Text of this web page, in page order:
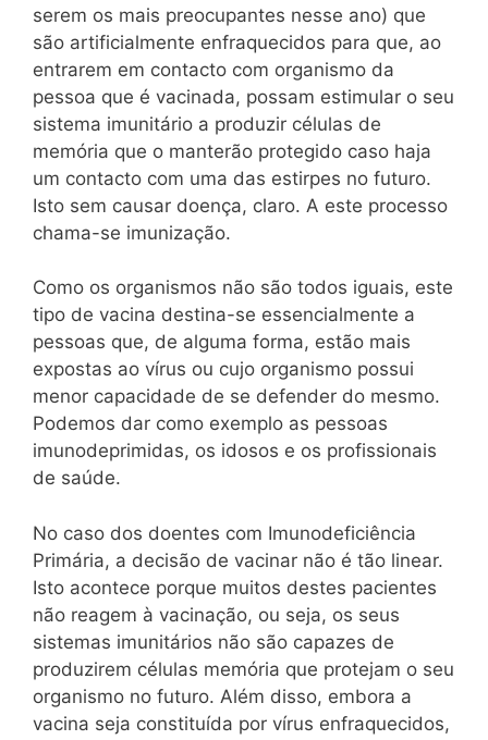
serem os mais preocupantes nesse ano) que
são artificialmente enfraquecidos para que, ao
entrarem em contacto com organismo da
pessoa que é vacinada, possam estimular o seu
sistema imunitário a produzir células de
memória que o manterão protegido caso haja
um contacto com uma das estirpes no futuro.
Isto sem causar doença, claro. A este processo
chama-se imunização.
Como os organismos não são todos iguais, este
tipo de vacina destina-se essencialmente a
pessoas que, de alguma forma, estão mais
expostas ao vírus ou cujo organismo possui
menor capacidade de se defender do mesmo.
Podemos dar como exemplo as pessoas
imunodeprimidas, os idosos e os profissionais
de saúde.
No caso dos doentes com Imunodeficiência
Primária, a decisão de vacinar não é tão linear.
Isto acontece porque muitos destes pacientes
não reagem à vacinação, ou seja, os seus
sistemas imunitários não são capazes de
produzirem células memória que protejam o seu
organismo no futuro. Além disso, embora a
vacina seja constituída por vírus enfraquecidos,